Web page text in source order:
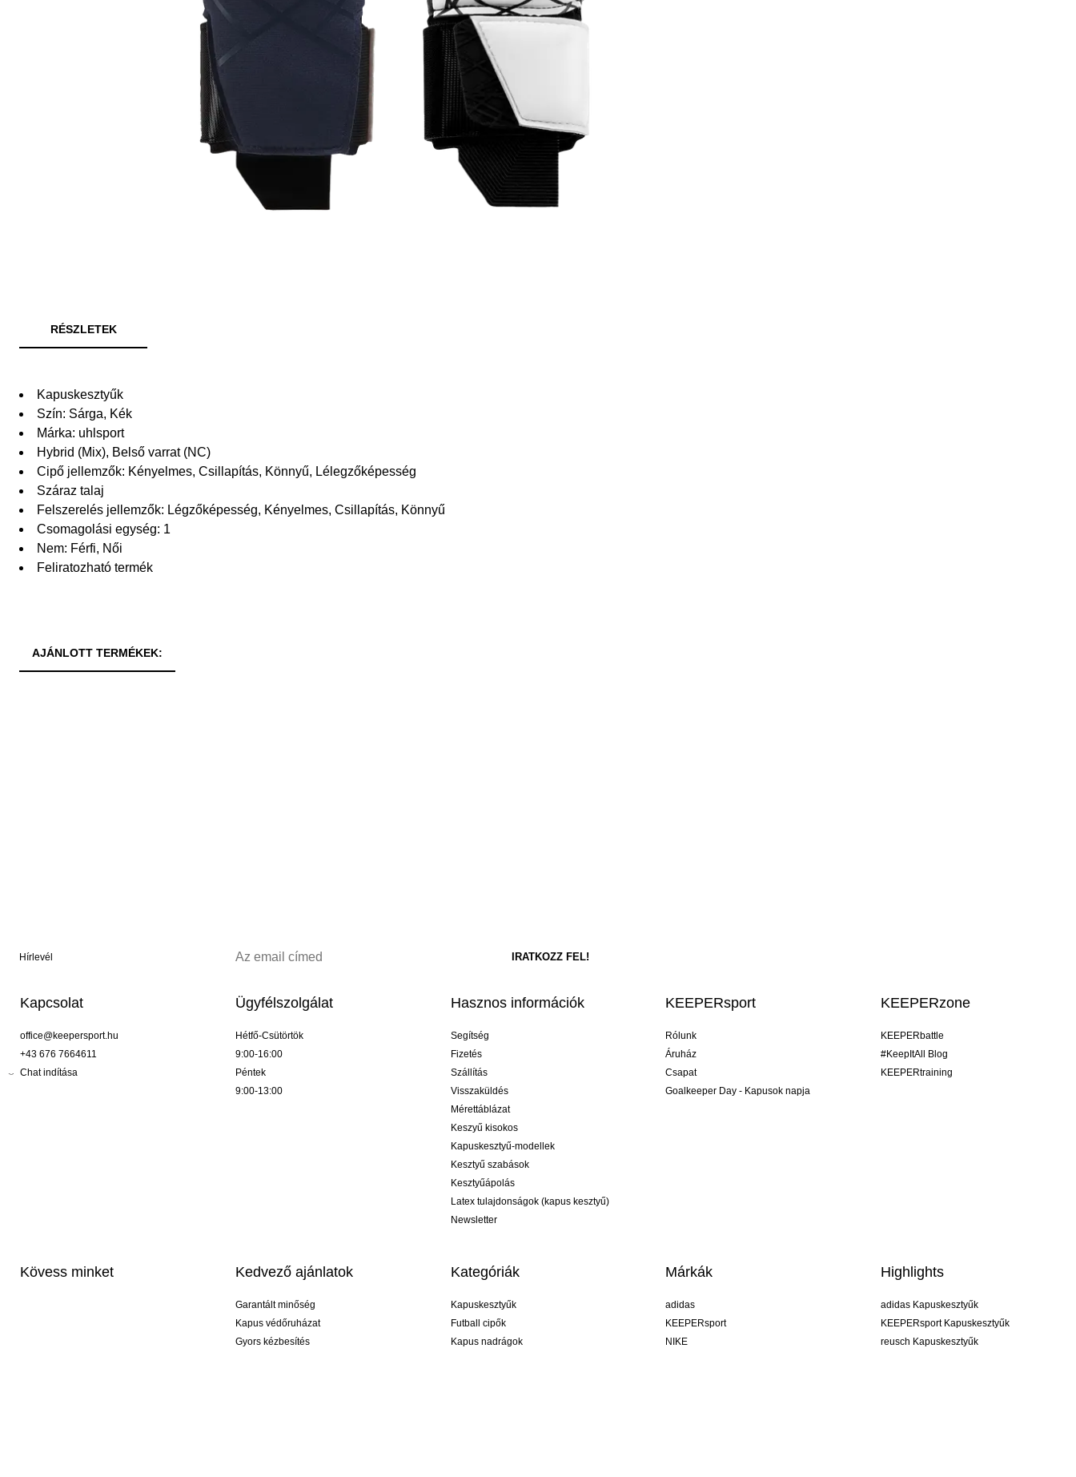
RÉSZLETEK
Kapuskesztyűk
Szín: Sárga, Kék
Márka: uhlsport
Hybrid (Mix), Belső varrat (NC)
Cipő jellemzők: Kényelmes, Csillapítás, Könnyű, Lélegzőképesség
Száraz talaj
Felszerelés jellemzők: Légzőképesség, Kényelmes, Csillapítás, Könnyű
Csomagolási egység: 1
Nem: Férfi, Női
Feliratozható termék
AJÁNLOTT TERMÉKEK:
Hírlevél
Kapcsolat
office@keepersport.hu
+43 676 7664611
Chat indítása
Ügyfélszolgálat
Hétfő-Csütörtök
9:00-16:00
Péntek
9:00-13:00
Hasznos információk
Segítség
Fizetés
Szállítás
Visszaküldés
Mérettáblázat
Keszyű kisokos
Kapuskesztyű-modellek
Kesztyű szabások
Kesztyűápolás
Latex tulajdonságok (kapus kesztyű)
Newsletter
KEEPERsport
Rólunk
Áruház
Csapat
Goalkeeper Day - Kapusok napja
KEEPERzone
KEEPERbattle
#KeepItAll Blog
KEEPERtraining
Kövess minket Kedvező ajánlatok
Garantált minőség
Kapus védőruházat
Gyors kézbesítés
Kategóriák
Kapuskesztyűk
Futball cipők
Kapus nadrágok
Márkák
adidas
KEEPERsport
NIKE
Highlights
adidas Kapuskesztyűk
KEEPERsport Kapuskesztyűk
reusch Kapuskesztyűk